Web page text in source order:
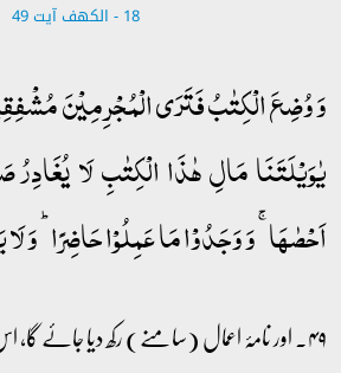
18 - ‎الكهف آیت 49
وَ وُضِعَ الۡکِتٰبُ فَتَرَی الۡمُجۡرِمِیۡنَ
یٰوَیۡلَتَنَا مَالِ ہٰذَا الۡکِتٰبِ لَا یُغَادِرُ
اَحۡصٰہَا ۚ وَ وَجَدُوۡا مَا عَمِلُوۡا حَاضِرًا ؕ وَ لَا
۴۹۔ اور نامۂ اعمال (سامنے) رکھ دیا